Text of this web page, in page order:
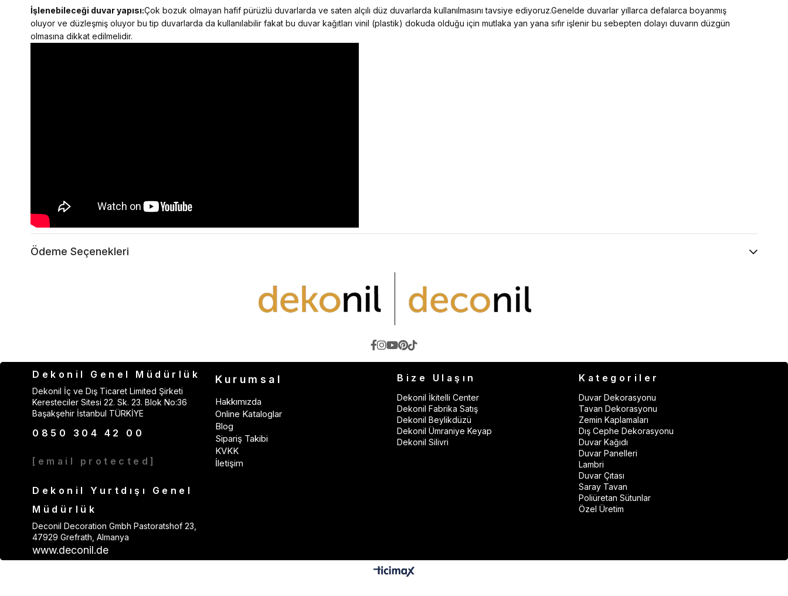
İşlenebileceği duvar yapısı:Çok bozuk olmayan hafif pürüzlü duvarlarda ve saten alçılı düz duvarlarda kullanılmasını tavsiye ediyoruz.Genelde duvarlar yıllarca defalarca boyanmış
oluyor ve düzleşmiş oluyor bu tip duvarlarda da kullanılabilir fakat bu duvar kağıtları vinil (plastik) dokuda olduğu için mutlaka yan yana sıfır işlenir bu sebepten dolayı duvarın düzgün
olmasına dikkat edilmelidir.
Ödeme Seçenekleri
Dekonil Genel Müdürlük
Dekonil İç ve Dış Ticaret Limited Şirketi
Keresteciler Sitesi 22. Sk. 23. Blok No:36
Başakşehir İstanbul TÜRKİYE
0850 304 42 00
[email protected]
Dekonil Yurtdışı Genel
Müdürlük
Deconil Decoration Gmbh Pastoratshof 23,
47929 Grefrath, Almanya
www.deconil.de
Kurumsal
Hakkımızda
Online Kataloglar
Blog
Sipariş Takibi
KVKK
İletişim
Bize Ulaşın
Dekonil İkitelli Center
Dekonil Fabrika Satış
Dekonil Beylikdüzü
Dekonil Ümraniye Keyap
Dekonil Silivri
Kategoriler
Duvar Dekorasyonu
Tavan Dekorasyonu
Zemin Kaplamaları
Dış Cephe Dekorasyonu
Duvar Kağıdı
Duvar Panelleri
Lambri
Duvar Çıtası
Saray Tavan
Poliüretan Sütunlar
Özel Üretim